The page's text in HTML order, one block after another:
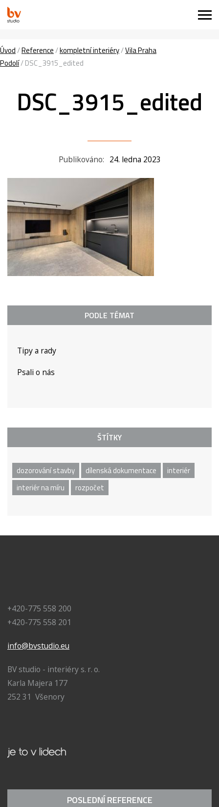
Úvod/Reference/kompletní interiéry/Vila Praha
Podolí/DSC_3915_edited
DSC_3915_edited
Publikováno: 24. ledna 2023
PODLE TÉMAT
Tipy a rady
Psali o nás
ŠTÍTKY
dozorování stavby dílenská dokumentace
interiér
interiér na míru
rozpočet
+420-775 558 200
+420-775 558 201
info@bvstudio.eu
BV studio - interiéry s. r. o.
Karla Majera 177
252 31 Všenory
POSLEDNÍ REFERENCE